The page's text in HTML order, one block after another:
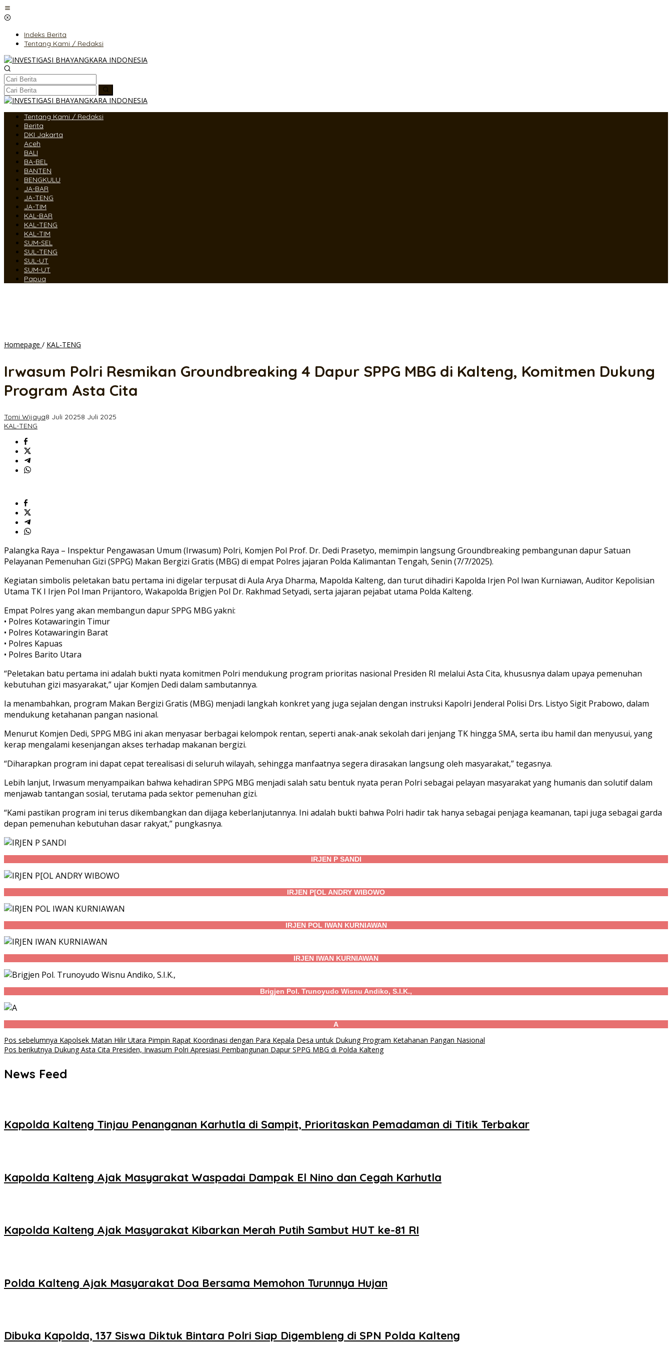
Lewati
ke
Indeks Berita
Tentang Kami / Redaksi
Tentang Kami / Redaksi
Berita
DKI Jakarta
Aceh
BALI
BA-BEL
BANTEN
BENGKULU
JA-BAR
JA-TENG
JA-TIM
KAL-BAR
KAL-TENG
KAL-TIM
SUM-SEL
SUL-TENG
SUL-UT
SUM-UT
Papua
Homepage / KAL-TENG
Groundbreaking
Dapur
di
Irwasum Polri Resmikan Groundbreaking 4 Dapur SPPG MBG di Kalteng, Komitmen Dukung
Program Asta Cita
Tomi Wijaya8 Juli 20258 Juli 2025
KAL-TENG
Palangka Raya – Inspektur Pengawasan Umum (Irwasum) Polri, Komjen Pol Prof. Dr. Dedi Prasetyo, memimpin langsung Groundbreaking pembangunan dapur Satuan
Pelayanan Pemenuhan Gizi (SPPG) Makan Bergizi Gratis (MBG) di empat Polres jajaran Polda Kalimantan Tengah, Senin (7/7/2025).
Kegiatan simbolis peletakan batu pertama ini digelar terpusat di Aula Arya Dharma, Mapolda Kalteng, dan turut dihadiri Kapolda Irjen Pol Iwan Kurniawan, Auditor Kepolisian
Utama TK I Irjen Pol Iman Prijantoro, Wakapolda Brigjen Pol Dr. Rakhmad Setyadi, serta jajaran pejabat utama Polda Kalteng.
Empat Polres yang akan membangun dapur SPPG MBG yakni:
• Polres Kotawaringin Timur
• Polres Kotawaringin Barat
• Polres Kapuas
• Polres Barito Utara
“Peletakan batu pertama ini adalah bukti nyata komitmen Polri mendukung program prioritas nasional Presiden RI melalui Asta Cita, khususnya dalam upaya pemenuhan
kebutuhan gizi masyarakat,” ujar Komjen Dedi dalam sambutannya.
Ia menambahkan, program Makan Bergizi Gratis (MBG) menjadi langkah konkret yang juga sejalan dengan instruksi Kapolri Jenderal Polisi Drs. Listyo Sigit Prabowo, dalam
mendukung ketahanan pangan nasional.
Menurut Komjen Dedi, SPPG MBG ini akan menyasar berbagai kelompok rentan, seperti anak-anak sekolah dari jenjang TK hingga SMA, serta ibu hamil dan menyusui, yang
kerap mengalami kesenjangan akses terhadap makanan bergizi.
“Diharapkan program ini dapat cepat terealisasi di seluruh wilayah, sehingga manfaatnya segera dirasakan langsung oleh masyarakat,” tegasnya.
Lebih lanjut, Irwasum menyampaikan bahwa kehadiran SPPG MBG menjadi salah satu bentuk nyata peran Polri sebagai pelayan masyarakat yang humanis dan solutif dalam
menjawab tantangan sosial, terutama pada sektor pemenuhan gizi.
“Kami pastikan program ini terus dikembangkan dan dijaga keberlanjutannya. Ini adalah bukti bahwa Polri hadir tak hanya sebagai penjaga keamanan, tapi juga sebagai garda
depan pemenuhan kebutuhan dasar rakyat,” pungkasnya.
IRJEN P SANDI
IRJEN P[OL ANDRY WIBOWO
IRJEN POL IWAN KURNIAWAN
IRJEN IWAN KURNIAWAN
Brigjen Pol. Trunoyudo Wisnu Andiko, S.I.K.,
A
Navigasi
Pos sebelumnya Kapolsek Matan Hilir Utara Pimpin Rapat Koordinasi dengan Para Kepala Desa untuk Dukung Program Ketahanan Pangan Nasional
Pos berikutnya Dukung Asta Cita Presiden, Irwasum Polri Apresiasi Pembangunan Dapur SPPG MBG di Polda Kalteng
News Feed
Kapolda Kalteng Tinjau Penanganan Karhutla di Sampit, Prioritaskan Pemadaman di Titik Terbakar
Kapolda Kalteng Ajak Masyarakat Waspadai Dampak El Nino dan Cegah Karhutla
Kapolda Kalteng Ajak Masyarakat Kibarkan Merah Putih Sambut HUT ke-81 RI
Polda Kalteng Ajak Masyarakat Doa Bersama Memohon Turunnya Hujan
Dibuka Kapolda, 137 Siswa Diktuk Bintara Polri Siap Digembleng di SPN Polda Kalteng